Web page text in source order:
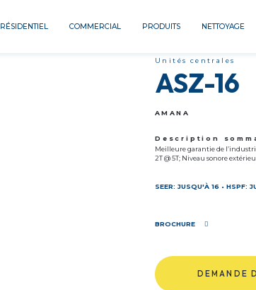
RÉSIDENTIEL COMMERCIAL PRODUITS NETTOYAGE
Unités centrales
ASZ-16
AMANA
Description
Meilleure garantie de
2T @ 5T; Niveau sonore
SEER: JUSQU'À 16 • HSPF:
BROCHURE
DEMANDE